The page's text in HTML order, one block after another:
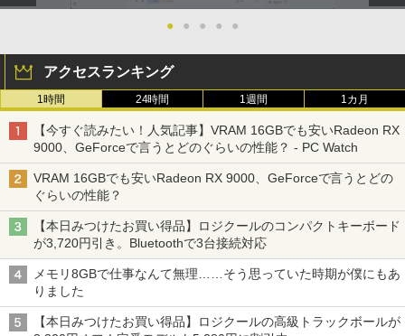
● ● ● ● ●
アクセスランキング
1時間 24時間 1週間 1カ月
【今すぐ読みたい！人気記事】VRAM 16GBでも安いRadeon RX
9000、GeForceで言うとどのぐらいの性能？ - PC Watch
VRAM 16GBでも安いRadeon RX 9000、GeForceで言うとどの
ぐらいの性能？
【本日みつけたお買い得品】ロジクールのコンパクトキーボード
が3,720円引き。Bluetoothで3台接続対応
メモリ8GBで仕事なんて無理……そう思っていた時期が僕にもあ
りました
【本日みつけたお買い得品】ロジクールの高級トラックボールが